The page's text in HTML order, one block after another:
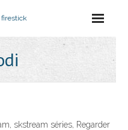
firestick
skstream séries, Regarder